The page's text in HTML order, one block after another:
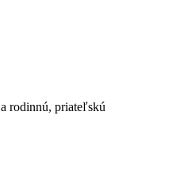
rodinnú, priateľskú